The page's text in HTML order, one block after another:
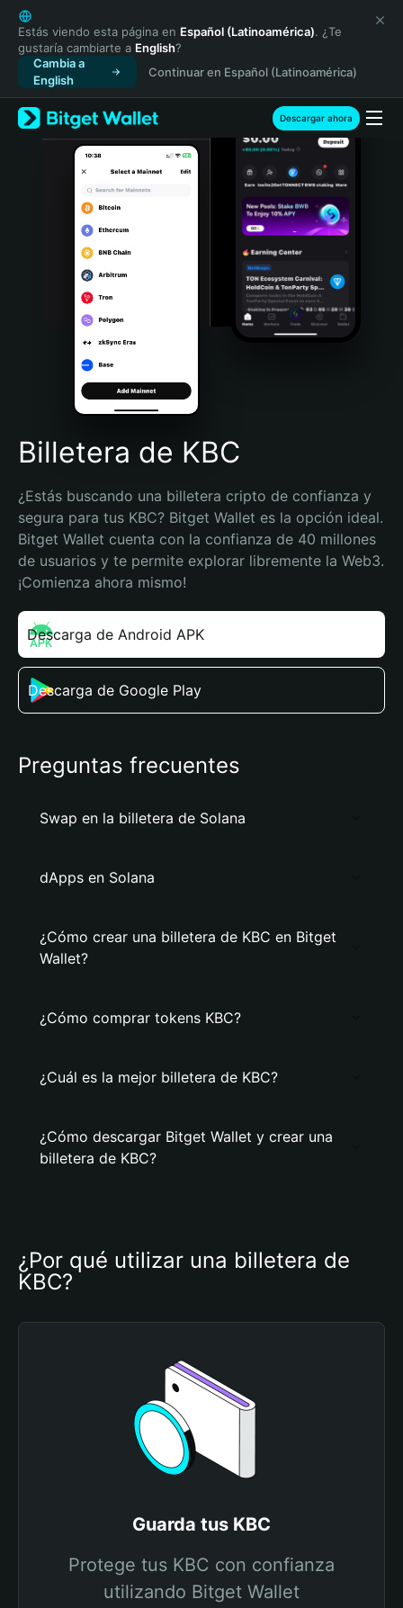
English
日本語
Tiếng Việt
Русский
Español (Latinoamérica)
Türkçe
Italiano
Português (Portugal)
Bahasa Indonesia
Português (Brasil)
Español (Argentina)
Estás viendo esta página en Español (Latinoamérica). ¿Te
gustaría cambiarte a English?
Cambia a
English
Continuar en Español (Latinoamérica)
Descargar ahora
Billetera de KBC
¿Estás buscando una billetera cripto de confianza y
segura para tus KBC? Bitget Wallet es la opción ideal.
Bitget Wallet cuenta con la confianza de 40 millones
de usuarios y te permite explorar libremente la Web3.
¡Comienza ahora mismo!
Descarga de Android APK
Descarga de Google Play
Preguntas frecuentes
Swap en la billetera de Solana
dApps en Solana
¿Cómo crear una billetera de KBC en Bitget
Wallet?
¿Cómo comprar tokens KBC?
¿Cuál es la mejor billetera de KBC?
¿Cómo descargar Bitget Wallet y crear una
billetera de KBC?
¿Por qué utilizar una billetera de
KBC?
Guarda tus KBC
Protege tus KBC con confianza
utilizando Bitget Wallet